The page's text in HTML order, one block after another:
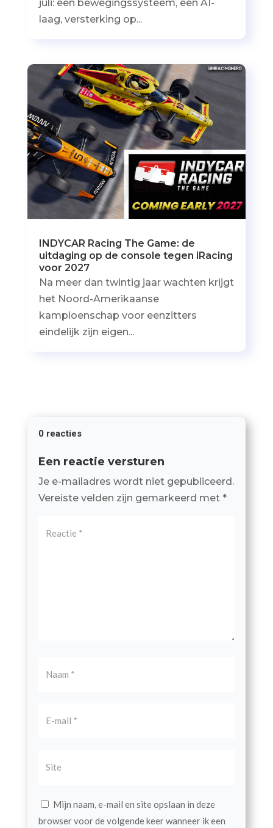
juli: een bewegingssysteem, een AI-
laag, versterking op...
INDYCAR Racing The Game: de
uitdaging op de console tegen iRacing
voor 2027
Na meer dan twintig jaar wachten krijgt
het Noord-Amerikaanse
kampioenschap voor eenzitters
eindelijk zijn eigen...
0 reacties
Een reactie versturen
Je e-mailadres wordt niet gepubliceerd.
Vereiste velden zijn gemarkeerd met *
Mijn naam, e-mail en site opslaan in deze
browser voor de volgende keer wanneer ik een